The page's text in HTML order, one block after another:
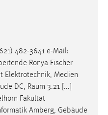
482-3641 e-Mail:
Ronya Fischer
Elektrotechnik, Medien
DC, Raum 3.21 [...]
Fakultät
Amberg, Gebäude
und Social Media